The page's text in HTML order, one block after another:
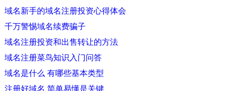
域名新手的域名注册投资心得体会
千万警惕域名续费骗子
域名注册投资和出售转让的方法
域名注册菜鸟知识入门问答
域名是什么 有哪些基本类型
注册好域名 简单易懂是关键